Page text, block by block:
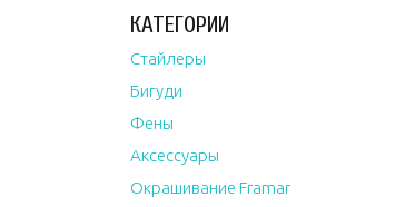
КАТЕГОРИИ
Стайлеры
Бигуди
Фены
Аксессуары
Окрашивание Framar